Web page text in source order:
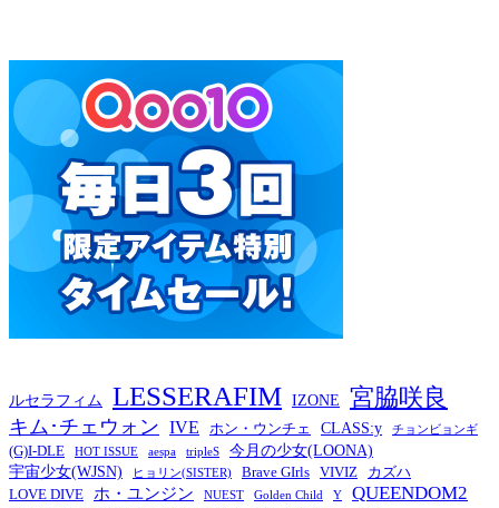
ルセラフィム LESSERAFIM IZONE 宮脇咲良
キム･チェウォン IVE ホン・ウンチェ CLASS:y チョンビョンギ
(G)I-DLE HOT ISSUE aespa tripleS
今月の少女(LOONA)
宇宙少女(WJSN)
ヒョリン(SISTER) Brave GIrls VIVIZ
カズハ
LOVE DIVE
ホ・ユンジン NUEST Golden Child Y QUEENDOM2